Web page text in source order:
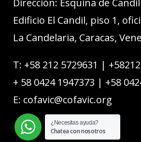
Dirección: Esquina de
Edificio El Candil, piso 1,
La Candelaria, Caracas,
T: +58 212 5729631 |
+ 58 0424 1947373 | +58
E: cofavic@cofavic.org
¿Necesitas ayuda?
Chatea con nosotros